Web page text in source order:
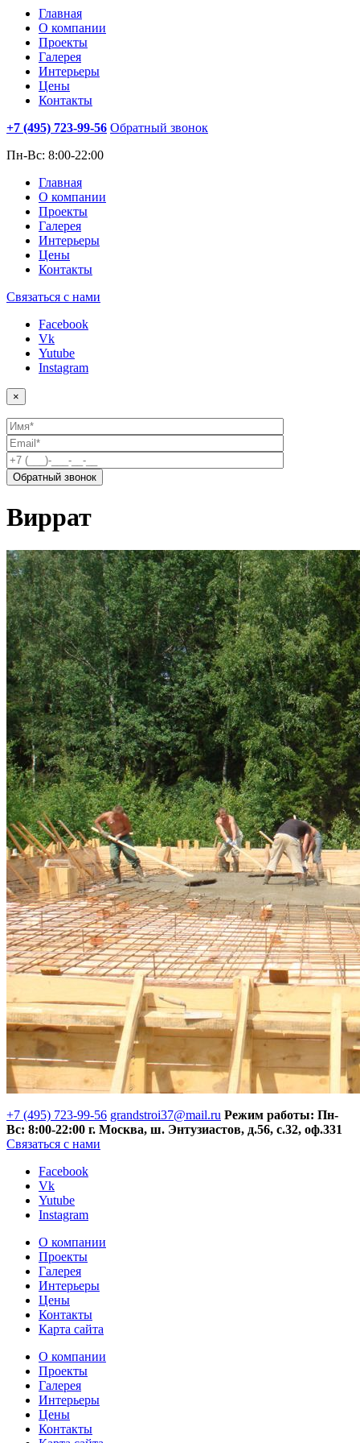
Главная
О компании
Проекты
Галерея
Интерьеры
Цены
Контакты
+7 (495) 723-99-56 Обратный звонок
Пн-Вс: 8:00-22:00
Главная
О компании
Проекты
Галерея
Интерьеры
Цены
Контакты
Связаться с нами
Facebook
Vk
Yutube
Instagram
×
Виррат
+7 (495) 723-99-56 grandstroi37@mail.ru Режим работы: Пн-
Вс: 8:00-22:00 г. Москва, ш. Энтузиастов, д.56, с.32, оф.331
Связаться с нами
Facebook
Vk
Yutube
Instagram
О компании
Проекты
Галерея
Интерьеры
Цены
Контакты
Карта сайта
О компании
Проекты
Галерея
Интерьеры
Цены
Контакты